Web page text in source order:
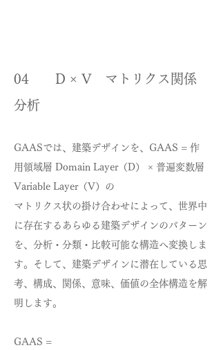
04 D × V マトリクス関係
分析
​GAASでは、建築デザインを、GAAS = 作
用領域層 Domain Layer（D） × 普遍変数層
Variable Layer（V）の
マトリクス状の掛け合わせによって、世界中
に存在するあらゆる建築デザインのパターン
を、分析・分類・比較可能な構造へ変換しま
す。そして、建築デザインに潜在している思
考、構成、関係、意味、価値の全体構造を解
明します。
GAAS =